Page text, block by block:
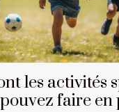
les activités
faire en